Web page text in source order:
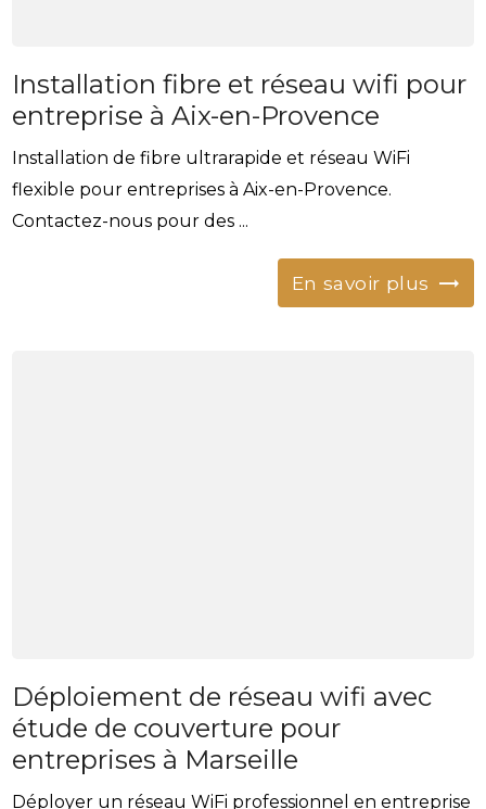
Installation fibre et réseau wifi pour
entreprise à Aix-en-Provence
Installation de fibre ultrarapide et réseau WiFi
flexible pour entreprises à Aix-en-Provence.
Contactez-nous pour des ...
En savoir plus
Déploiement de réseau wifi avec
étude de couverture pour
entreprises à Marseille
Déployer un réseau WiFi professionnel en entreprise